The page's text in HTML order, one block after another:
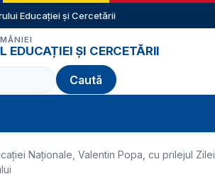
Educației și Cercetării
EDUCAȚIEI ȘI CERCETĂRII
Naționale, Valentin Popa, cu prilejul Zilei